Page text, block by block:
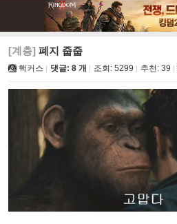
[계층] 폐지 줍줍
핵커스 댓글: 8 개 조회: 5299 추천: 39